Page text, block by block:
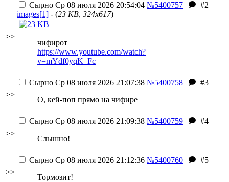
>>
Сырно Ср 08 июля 2026 20:54:04 №5400757
#2
images[1] - (23 KB, 324x617)
чифирот
https://www.youtube.com/watch?
v=mYdf0yqK_Fc
>>
Сырно Ср 08 июля 2026 21:07:38 №5400758
#3
О, кей-поп прямо на чифире
>>
Сырно Ср 08 июля 2026 21:09:38 №5400759
#4
Слышно!
>>
Сырно Ср 08 июля 2026 21:12:36 №5400760
#5
Тормозит!